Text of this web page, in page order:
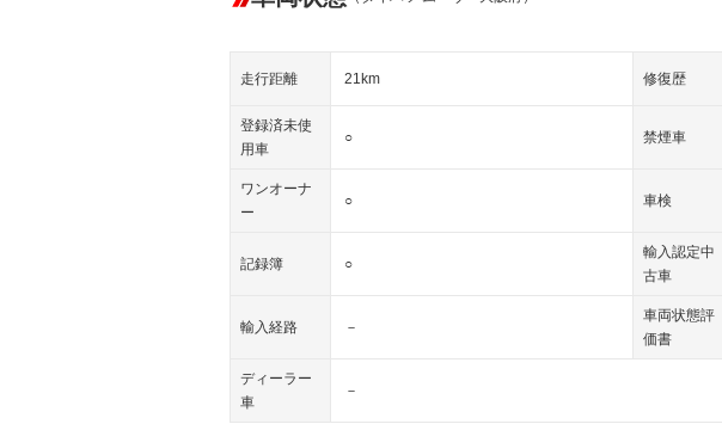
走行距離 21km 修復歴
登録済未使
用車
○ 禁煙車
ワンオーナ
ー
○ 車検
記録簿 ○
輸入認定中
古車
輸入経路 －
車両状態評
価書
ディーラー
車
－